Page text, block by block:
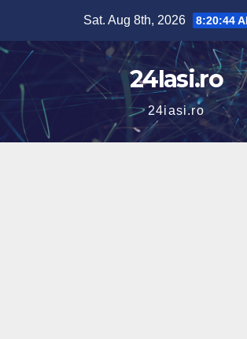
content
Sat. Aug 8th, 2026 8:20:45
24Iasi.ro
24iasi.ro